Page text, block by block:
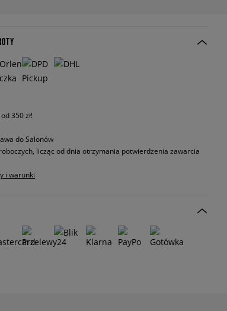
350 zł!
do Salonów
licząc od dnia otrzymania potwierdzenia zawarcia
i warunki